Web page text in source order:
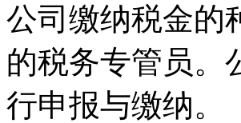
公司缴纳税金的
的税务专管员。
行申报与缴纳。